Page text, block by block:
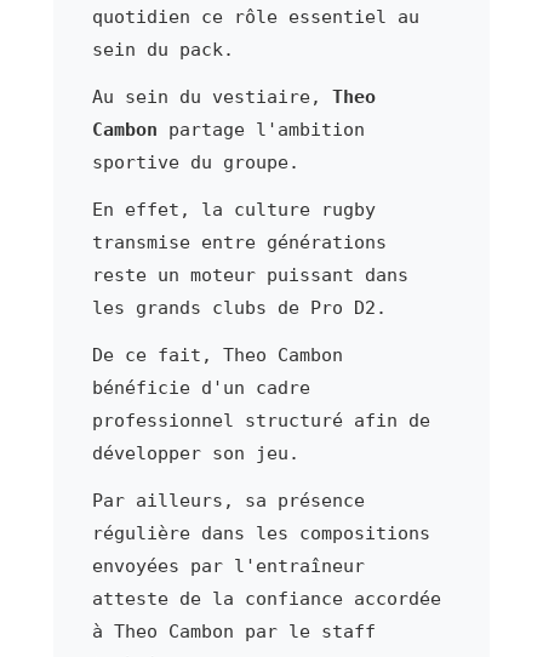
quotidien ce rôle essentiel au
sein du pack.
Au sein du vestiaire, Theo
Cambon partage l'ambition
sportive du groupe.
En effet, la culture rugby
transmise entre générations
reste un moteur puissant dans
les grands clubs de Pro D2.
De ce fait, Theo Cambon
bénéficie d'un cadre
professionnel structuré afin de
développer son jeu.
Par ailleurs, sa présence
régulière dans les compositions
envoyées par l'entraîneur
atteste de la confiance accordée
à Theo Cambon par le staff